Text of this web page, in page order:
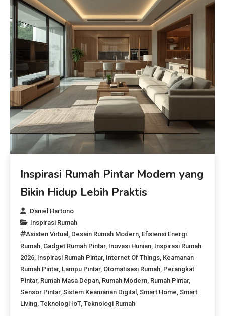
Inspirasi Rumah Pintar Modern yang
Bikin Hidup Lebih Praktis
Daniel Hartono
Inspirasi Rumah
Asisten Virtual , Desain Rumah Modern, Efisiensi Energi
Rumah, Gadget Rumah Pintar, Inovasi Hunian, Inspirasi Rumah
2026, Inspirasi Rumah Pintar, Internet Of Things, Keamanan
Rumah Pintar, Lampu Pintar, Otomatisasi Rumah, Perangkat
Pintar, Rumah Masa Depan, Rumah Modern, Rumah Pintar,
Sensor Pintar,Sistem Keamanan Digital ,Smart Home,Smart
Living,Teknologi IoT,Teknologi Rumah